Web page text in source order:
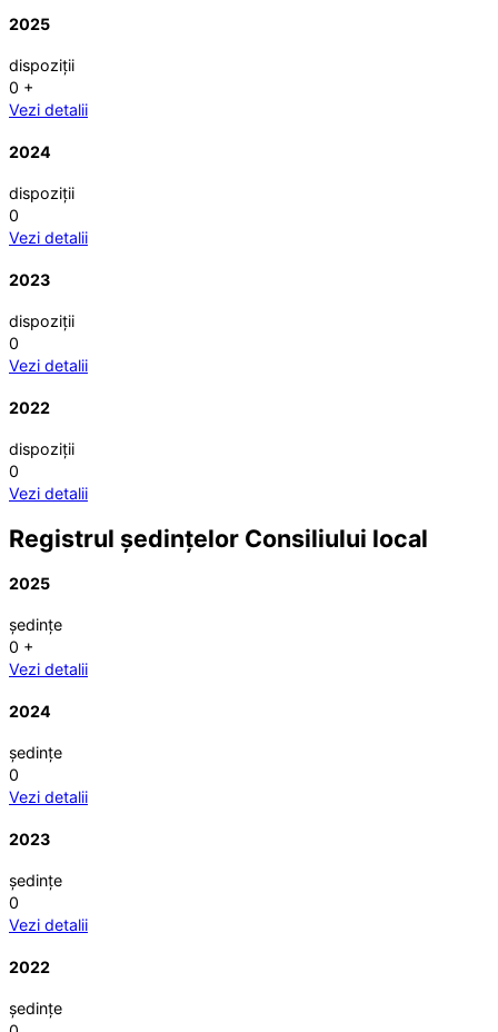
2025
dispoziții
0 +
Vezi detalii
2024
dispoziții
0
Vezi detalii
2023
dispoziții
0
Vezi detalii
2022
dispoziții
0
Vezi detalii
Registrul ședințelor Consiliului local
2025
ședințe
0 +
Vezi detalii
2024
ședințe
0
Vezi detalii
2023
ședințe
0
Vezi detalii
2022
ședințe